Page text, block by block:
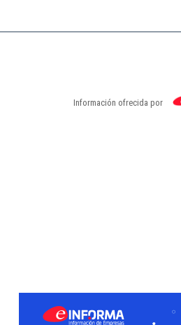
Información ofrecida por